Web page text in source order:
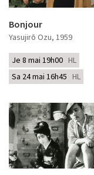
Bonjour
Yasujirō Ozu, 1959
Je 8 mai 19h00 HL
Sa 24 mai 16h45 HL